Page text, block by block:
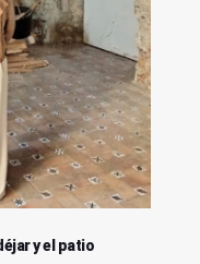
y el patio